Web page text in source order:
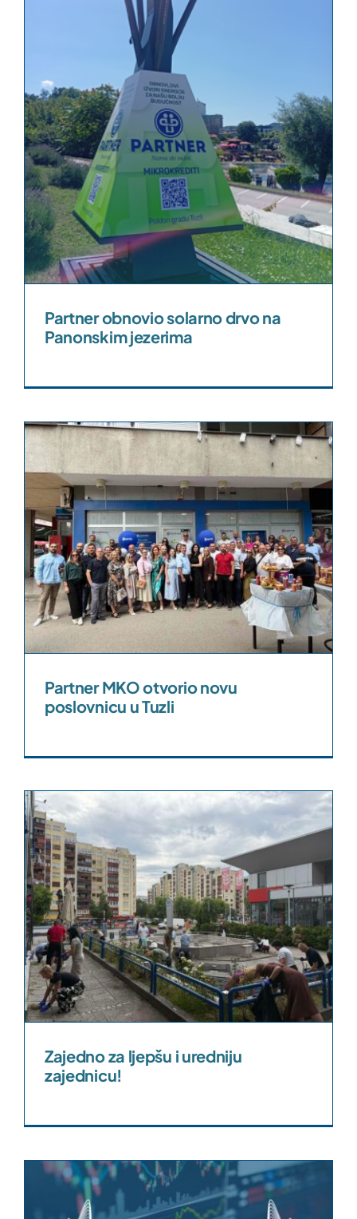
Partner obnovio solarno drvo na
Panonskim jezerima
Partner MKO otvorio novu
poslovnicu u Tuzli
Zajedno za ljepšu i uredniju
zajednicu!